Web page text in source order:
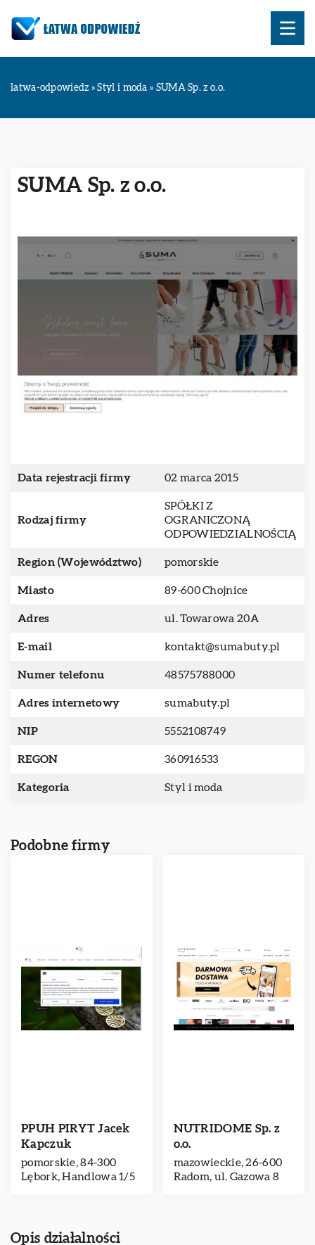
latwa-odpowiedz »Styl i moda » SUMA Sp. z o.o.
SUMA Sp. z o.o.
Data rejestracji firmy 02 marca 2015
Rodzaj firmy
SPÓŁKI Z
OGRANICZONĄ
ODPOWIEDZIALNOŚCIĄ
Region (Województwo) pomorskie
Miasto 89-600 Chojnice
Adres ul. Towarowa 20A
E-mail kontakt@sumabuty.pl
Numer telefonu 48575788000
Adres internetowy sumabuty.pl
NIP 5552108749
REGON 360916533
Kategoria Styl i moda
Podobne firmy
PPUH PIRYT Jacek
Kapczuk
pomorskie, 84-300
Lębork, Handlowa 1/5
NUTRIDOME Sp. z
o.o.
mazowieckie, 26-600
Radom, ul. Gazowa 8
Opis działalności